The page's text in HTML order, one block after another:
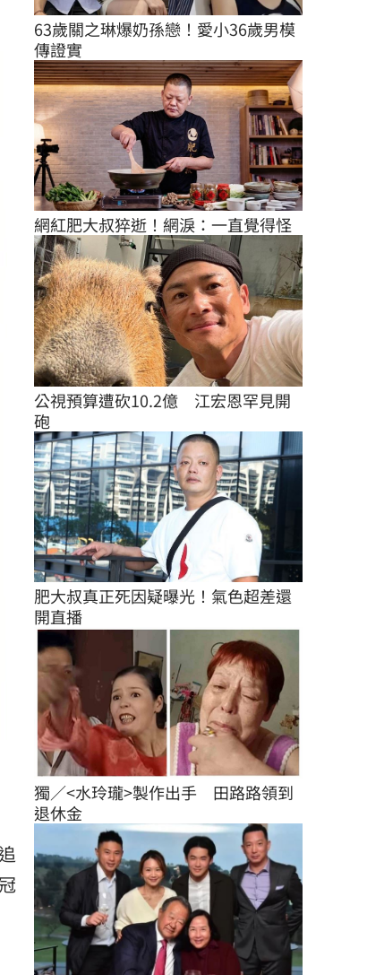
63歲關之琳爆奶孫戀！愛小36歲男模
傳證實
網紅肥大叔猝逝！網淚：一直覺得怪
公視預算遭砍10.2億　江宏恩罕見開
砲
肥大叔真正死因疑曝光！氣色超差還
開直播
獨／<水玲瓏>製作出手　田路路領到
退休金